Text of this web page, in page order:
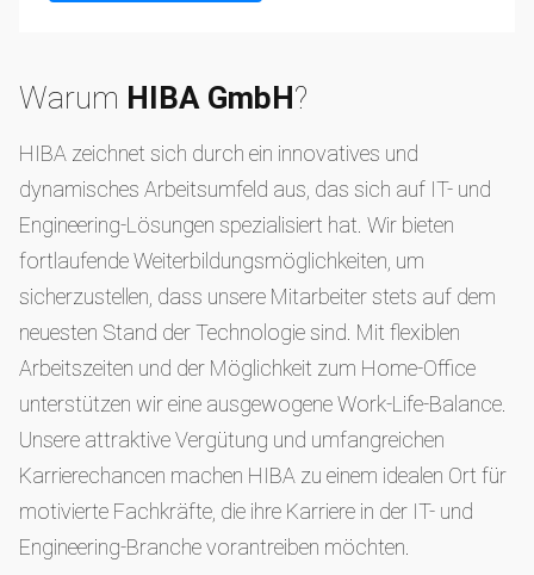
Warum HIBA GmbH?
HIBA zeichnet sich durch ein innovatives und
dynamisches Arbeitsumfeld aus, das sich auf IT- und
Engineering-Lösungen spezialisiert hat. Wir bieten
fortlaufende Weiterbildungsmöglichkeiten, um
sicherzustellen, dass unsere Mitarbeiter stets auf dem
neuesten Stand der Technologie sind. Mit flexiblen
Arbeitszeiten und der Möglichkeit zum Home-Office
unterstützen wir eine ausgewogene Work-Life-Balance.
Unsere attraktive Vergütung und umfangreichen
Karrierechancen machen HIBA zu einem idealen Ort für
motivierte Fachkräfte, die ihre Karriere in der IT- und
Engineering-Branche vorantreiben möchten.